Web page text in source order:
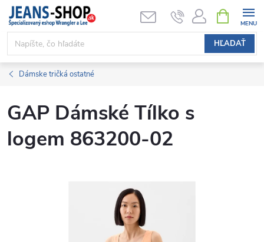
Prejsť
obsah
HĽADAŤ
KOŠÍK
Dámske tričká ostatné
GAP Dámské Tílko s
logem 863200-02